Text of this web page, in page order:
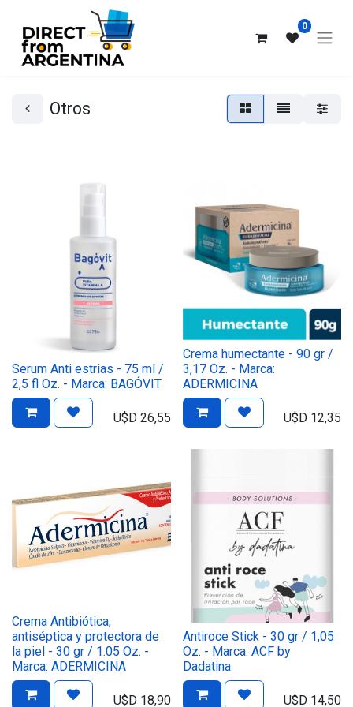
0
Otros
Serum Anti estrias - 75 ml /
2,5 fl Oz. - Marca: BAGÓVIT
U$D 26,55
Crema humectante - 90 gr /
3,17 Oz. - Marca:
ADERMICINA
U$D 12,35
Crema Antibiótica,
antiséptica y protectora de
la piel - 30 gr / 1.05 Oz. -
Marca: ADERMICINA
U$D 18,90
Antiroce Stick - 30 gr / 1,05
Oz. - Marca: ACF by
Dadatina
U$D 14,50